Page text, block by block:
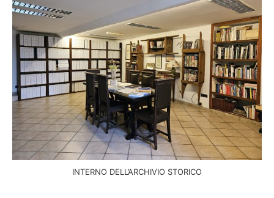
INTERNO DELL’ARCHIVIO STORICO